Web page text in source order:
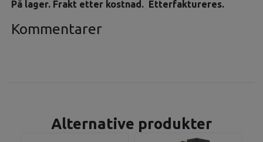
På lager. Frakt etter kostnad. Etterfaktureres.
Kommentarer
Alternative produkter